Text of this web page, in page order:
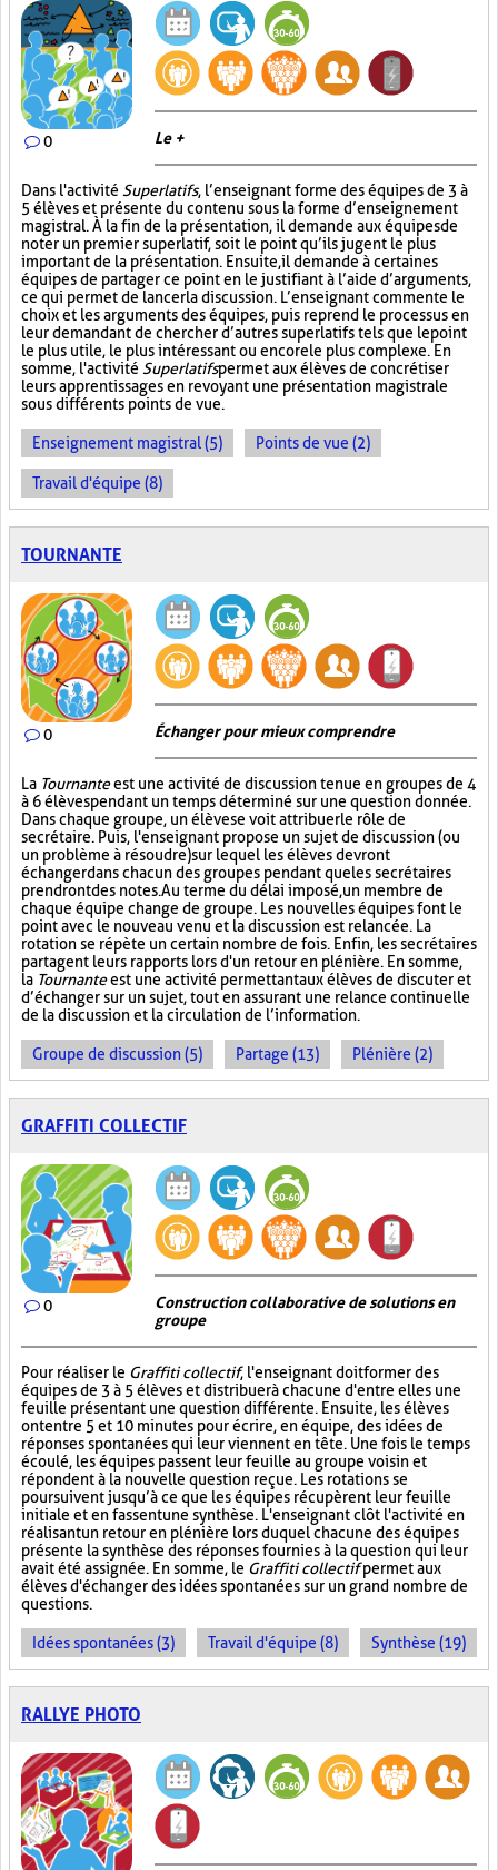
0 Le +
Dans l'activité Superlatifs, l’enseignant forme des équipes de 3 à
5 élèves et présente du contenu sous la forme d’enseignement
magistral. À la fin de la présentation, il demande aux équipes de
noter un premier superlatif, soit le point qu’ils jugent le plus
important de la présentation. Ensuite, il demande à certaines
équipes de partager ce point en le justifiant à l’aide d’arguments,
ce qui permet de lancer la discussion. L’enseignant commente le
choix et les arguments des équipes, puis reprend le processus en
leur demandant de chercher d’autres superlatifs tels que le point
le plus utile, le plus intéressant ou encore le plus complexe. En
somme, l'activité Superlatifspermet aux élèves de concrétiser
leurs apprentissages en revoyant une présentation magistrale
sous différents points de vue.
Enseignement magistral (5) Points de vue (2)
Travail d'équipe (8)
TOURNANTE
0 Échanger pour mieux comprendre
La Tournanteest une activité de discussion tenue en groupes de 4
à 6 élèves pendant un temps déterminé sur une question donnée.
Dans chaque groupe, un élève se voit attribuer le rôle de
secrétaire. Puis, l'enseignant propose un sujet de discussion (ou
un problème à résoudre) sur lequel les élèves devront
échanger dans chacun des groupes pendant que les secrétaires
prendront des notes. Au terme du délai imposé, un membre de
chaque équipe change de groupe. Les nouvelles équipes font le
point avec le nouveau venu et la discussion est relancée. La
rotation se répète un certain nombre de fois. Enfin, les secrétaires
partagent leurs rapports lors d'un retour en plénière. En somme,
la Tournanteest une activité permettant aux élèves de discuter et
d’échanger sur un sujet, tout en assurant une relance continuelle
de la discussion et la circulation de l’information.
Groupe de discussion (5) Partage (13) Plénière (2)
GRAFFITI COLLECTIF
0
Construction collaborative de solutions en
groupe
Pour réaliser le Graffiti collectif, l'enseignant doit former des
équipes de 3 à 5 élèves et distribuer à chacune d'entre elles une
feuille présentant une question différente. Ensuite, les élèves
ont entre 5 et 10 minutes pour écrire, en équipe, des idées de
réponses spontanées qui leur viennent en tête. Une fois le temps
écoulé, les équipes passent leur feuille au groupe voisin et
répondent à la nouvelle question reçue. Les rotations se
poursuivent jusqu’à ce que les équipes récupèrent leur feuille
initiale et en fassent une synthèse. L'enseignant clôt l'activité en
réalisant un retour en plénière lors duquel chacune des équipes
présente la synthèse des réponses fournies à la question qui leur
avait été assignée. En somme, le Graffiti collectifpermet aux
élèves d'échanger des idées spontanées sur un grand nombre de
questions.
Idées spontanées (3) Travail d'équipe (8) Synthèse (19)
RALLYE PHOTO